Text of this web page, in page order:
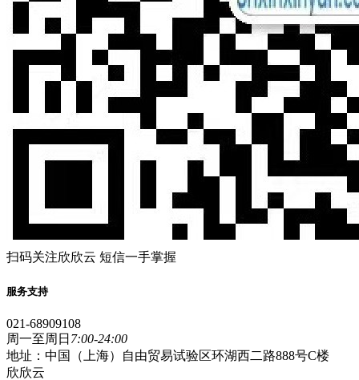
扫码关注欣欣云 短信一手掌握
服务支持
021-68909108
周一至周日 7:00-24:00
地址：中国（上海）自由贸易试验区环湖西二路888号C楼
欣欣云